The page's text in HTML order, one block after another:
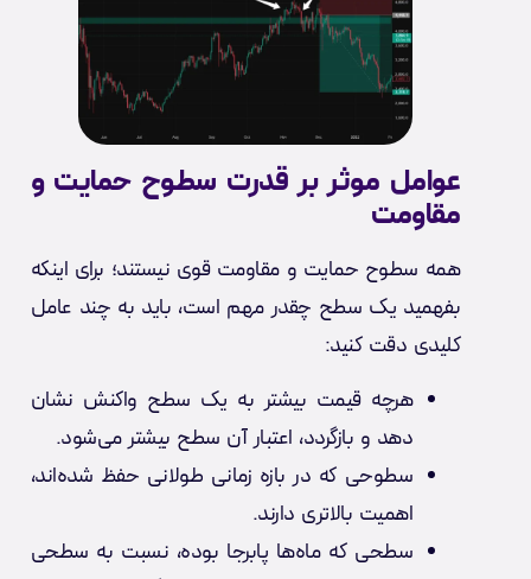
عوامل موثر بر قدرت سطوح حمایت و
مقاومت
همه سطوح حمایت و مقاومت قوی نیستند؛ برای اینکه
بفهمید یک سطح چقدر مهم است، باید به چند عامل
کلیدی دقت کنید:
هرچه قیمت بیشتر به یک سطح واکنش نشان
دهد و بازگردد، اعتبار آن سطح بیشتر می‌شود.
سطوحی که در بازه زمانی طولانی‌ حفظ شده‌اند،
اهمیت بالاتری دارند.
سطحی که ماه‌ها پابرجا بوده، نسبت به سطحی